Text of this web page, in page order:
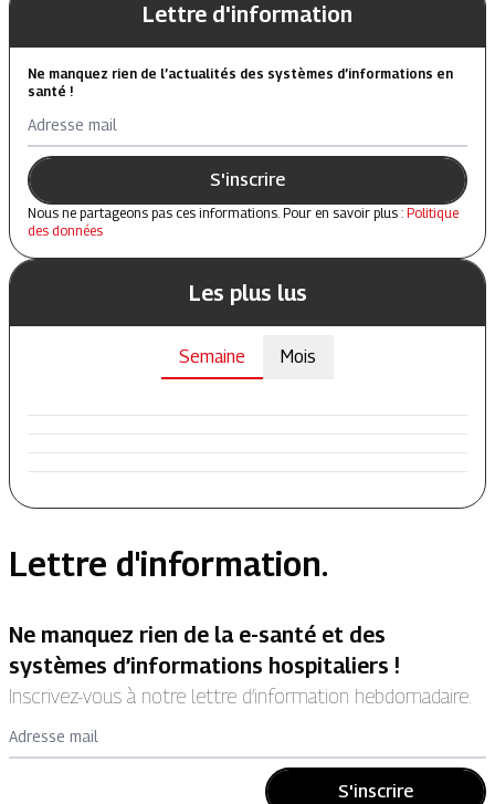
Lettre d'information
Ne manquez rien de l’actualités des systèmes d’informations en
santé !
Adresse mail
S'inscrire
Nous ne partageons pas ces informations. Pour en savoir plus : Politique
des données
Les plus lus
Semaine Mois
Lettre d'information.
Ne manquez rien de la e-santé et des
systèmes d’informations hospitaliers !
Inscrivez-vous à notre lettre d’information hebdomadaire.
Adresse mail
S'inscrire